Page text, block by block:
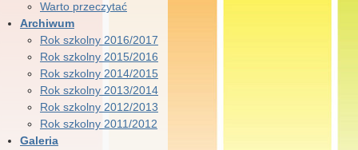
Warto przeczytać
Archiwum
Rok szkolny 2016/2017
Rok szkolny 2015/2016
Rok szkolny 2014/2015
Rok szkolny 2013/2014
Rok szkolny 2012/2013
Rok szkolny 2011/2012
Galeria